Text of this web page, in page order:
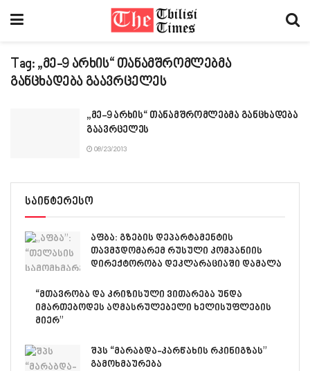
Tag: „მე-9 არხის“ თანამშრომლებმა
განცხადება გაავრცელეს
„მე-9 არხის“ თანამშრომლებმა განცხადება
გაავრცელეს
08/23/2013
საინტერესო
აფბა: გზების დეპარტამენტის
თავმჯდომარემ რუსული კომპანიის
დირექტორობა დეკლარაციაში დამალა
“მთავრობა და კრიზისული ვითარება უნდა
იმართებოდეს აღმასრულებელი ხელისუფლების
მიერ”
შპს “მარაბდა-კარწახის რკინიგზას”
გამოხმაურება